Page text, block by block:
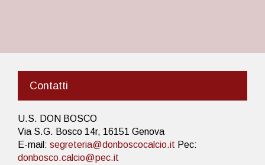
Contatti
U.S. DON BOSCO
Via S.G. Bosco 14r, 16151 Genova
E-mail: segreteria@donboscocalcio.it Pec:
donbosco.calcio@pec.it